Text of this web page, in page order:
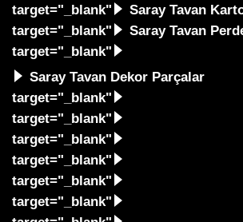
target="_blank"
Saray Tavan
target="_blank"
Saray Tavan
target="_blank"
Saray Tavan Dekor Parçalar
target="_blank"
target="_blank"
target="_blank"
target="_blank"
target="_blank"
target="_blank"